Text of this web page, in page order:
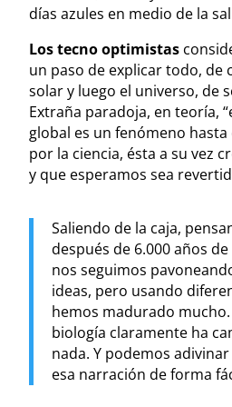
días azules en medio de la
Los tecno optimistas
un paso de explicar todo, de
solar y luego el universo, de
Extraña paradoja, en teoría,
global es un fenómeno
por la ciencia, ésta a su vez
y que esperamos sea
Saliendo de la caja,
después de 6.000 años
nos seguimos
ideas, pero usando
hemos madurado
biología claramente ha
nada. Y podemos
esa narración de forma